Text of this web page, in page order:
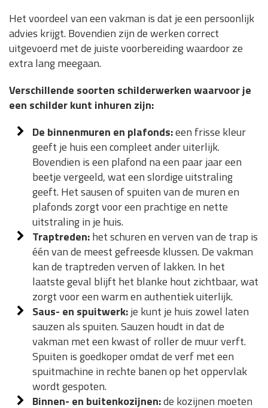
Het voordeel van een vakman is dat je een persoonlijk
advies krijgt. Bovendien zijn de werken correct
uitgevoerd met de juiste voorbereiding waardoor ze
extra lang meegaan.
Verschillende soorten schilderwerken waarvoor je
een schilder kunt inhuren zijn:
De binnenmuren en plafonds:een frisse kleur
geeft je huis een compleet ander uiterlijk.
Bovendien is een plafond na een paar jaar een
beetje vergeeld, wat een slordige uitstraling
geeft. Het sausen of spuiten van de muren en
plafonds zorgt voor een prachtige en nette
uitstraling in je huis.
Traptreden:het schuren en verven van de trap is
één van de meest gefreesde klussen. De vakman
kan de traptreden verven of lakken. In het
laatste geval blijft het blanke hout zichtbaar, wat
zorgt voor een warm en authentiek uiterlijk.
Saus- en spuitwerk:je kunt je huis zowel laten
sauzen als spuiten. Sauzen houdt in dat de
vakman met een kwast of roller de muur verft.
Spuiten is goedkoper omdat de verf met een
spuitmachine in rechte banen op het oppervlak
wordt gespoten.
Binnen- en buitenkozijnen:de kozijnen moeten